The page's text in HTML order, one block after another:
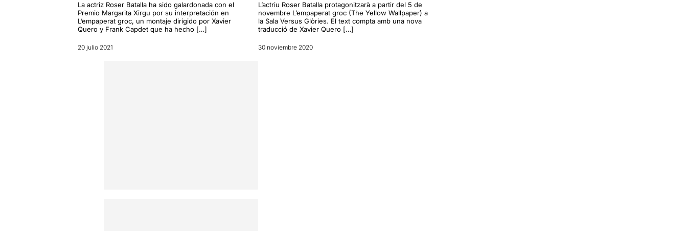
La actriz Roser Batalla ha sido galardonada con el
Premio Margarita Xirgu por su interpretación en
L’empaperat groc, un montaje dirigido por Xavier
Quero y Frank Capdet que ha hecho […]
20 julio 2021
L’actriu Roser Batalla protagonitzarà a partir del 5 de
novembre L’empaperat groc (The Yellow Wallpaper) a
la Sala Versus Glòries. El text compta amb una nova
traducció de Xavier Quero […]
30 noviembre 2020